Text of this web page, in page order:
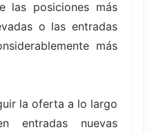
las posiciones más
o las entradas
más
la oferta a lo largo
entradas nuevas